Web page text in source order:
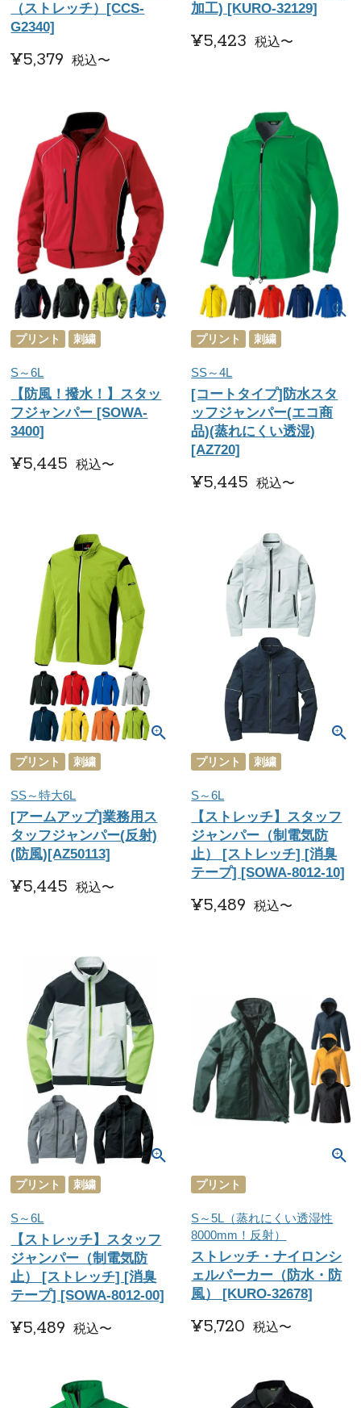
（ストレッチ）[CCS-
G2340]
¥5,379 税込〜
加工) [KURO-32129]
¥5,423 税込〜
プリント 刺繍
S～6L
【防風！撥水！】スタッ
フジャンパー [SOWA-
3400]
¥5,445 税込〜
プリント 刺繍
SS～4L
[コートタイプ]防水スタ
ッフジャンパー(エコ商
品)(蒸れにくい透湿)
[AZ720]
¥5,445 税込〜
プリント 刺繍
SS～特大6L
[アームアップ]業務用ス
タッフジャンパー(反射)
(防風)[AZ50113]
¥5,445 税込〜
プリント 刺繍
S～6L
【ストレッチ】スタッフ
ジャンパー（制電気防
止） [ストレッチ] [消臭
テープ] [SOWA-8012-10]
¥5,489 税込〜
プリント 刺繍
S～6L
【ストレッチ】スタッフ
ジャンパー（制電気防
止） [ストレッチ] [消臭
テープ] [SOWA-8012-00]
¥5,489 税込〜
プリント
S～5L（蒸れにくい透湿性
8000mm！反射）
ストレッチ・ナイロンシ
ェルパーカー（防水・防
風） [KURO-32678]
¥5,720 税込〜